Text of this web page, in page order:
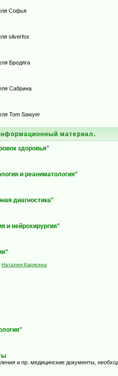
Софья
silverfox
Бродяга
Сабрина
Tom Sawyer
материал.
здоровья"
и реаниматология"
диагностика"
и нейрохирургия"
Наталия Карягина
и пр. медицинские документы,